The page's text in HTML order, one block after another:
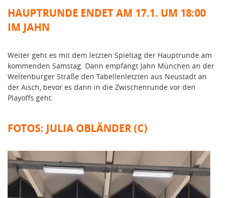
HAUPTRUNDE ENDET AM 17.1. UM 18:00
IM JAHN
Weiter geht es mit dem letzten Spieltag der Hauptrunde am
kommenden Samstag. Dann empfängt Jahn München an der
Weltenburger Straße den Tabellenletzten aus Neustadt an
der Aisch, bevor es dann in die Zwischenrunde vor den
Playoffs geht.
FOTOS: JULIA OBLÄNDER (C)